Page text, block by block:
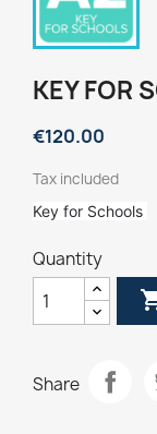
KEY FOR
€120.00
Tax included
Key for Schools
Quantity
Share